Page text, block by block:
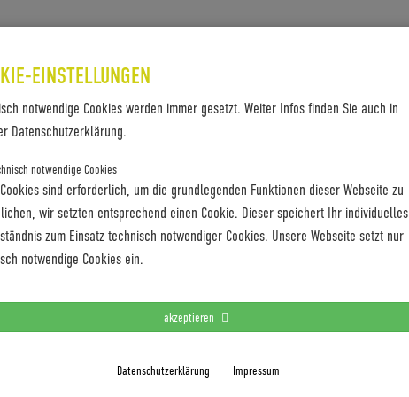
EINSTELLUNGEN
notwendige Cookies werden immer gesetzt. Weiter Infos finden Sie auch in
Datenschutzerklärung.
notwendige Cookies
sind erforderlich, um die grundlegenden Funktionen dieser Webseite zu
wir setzten entsprechend einen Cookie. Dieser speichert Ihr individuelles
zum Einsatz technisch notwendiger Cookies. Unsere Webseite setzt nur
notwendige Cookies ein.
akzeptieren
Datenschutzerklärung Impressum